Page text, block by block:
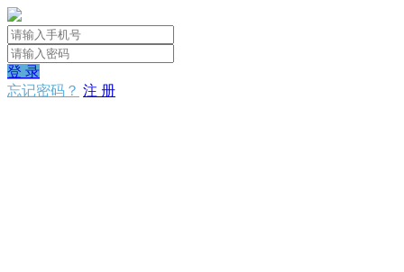
登 录
忘记密码？ 注 册